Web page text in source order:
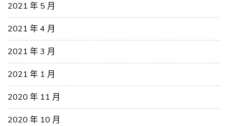
2021 年 5 月
2021 年 4 月
2021 年 3 月
2021 年 1 月
2020 年 11 月
2020 年 10 月